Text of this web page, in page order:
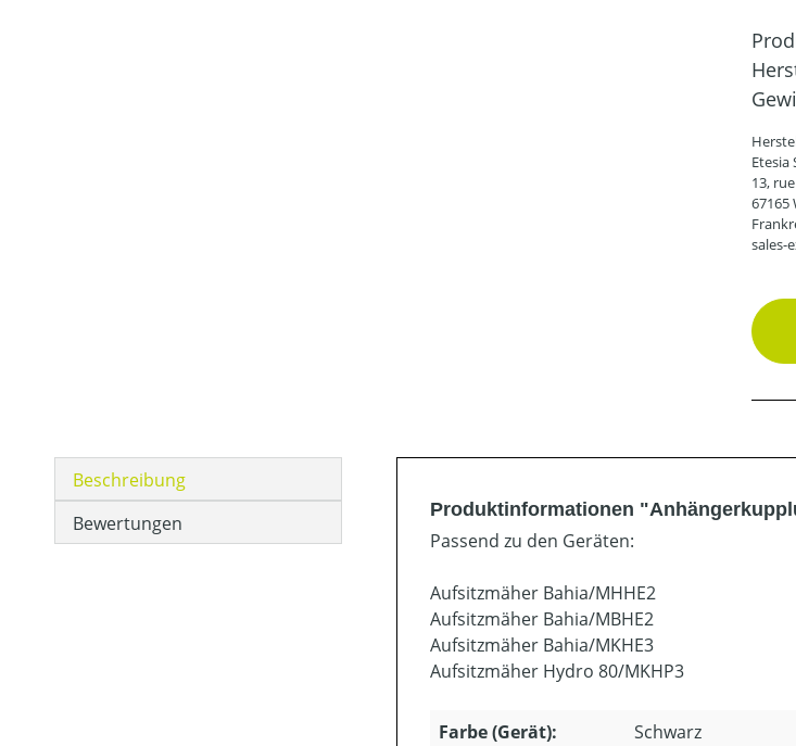
Etesia
13,
67165
sales-
Beschreibung
Bewertungen
Produktinformationen
Passend zu den Geräten:
Aufsitzmäher Bahia/MHHE2
Aufsitzmäher Bahia/MBHE2
Aufsitzmäher Bahia/MKHE3
Aufsitzmäher Hydro 80/MKHP3
Farbe (Gerät):
Schwarz